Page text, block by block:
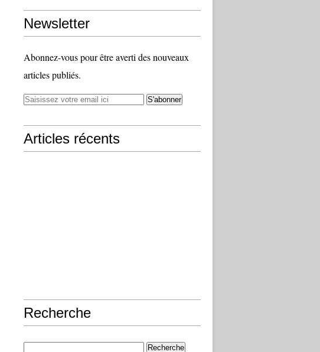
Newsletter
Abonnez-vous pour être averti des nouveaux
articles publiés.
Articles récents
Recherche